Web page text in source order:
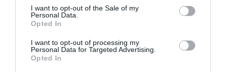
consent section.
I want to opt-out of the Sale of my
Personal Data.
Opted In
I want to opt-out of processing my
Personal Data for Targeted Advertising.
Opted In